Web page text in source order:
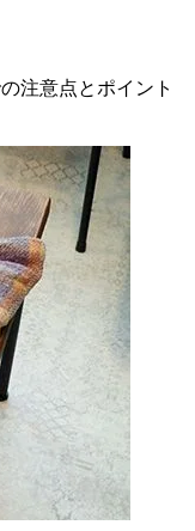
注意点とポイント